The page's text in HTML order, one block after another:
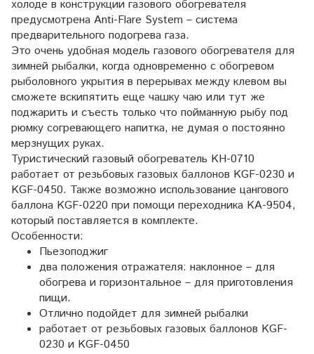
холоде в конструкции газового обогревателя
предусмотрена Anti-Flare System – система
предварительного подогрева газа.
Это очень удобная модель газового обогревателя для
зимней рыбалки, когда одновременно с обогревом
рыболовного укрытия в перерывах между клевом вы
сможете вскипятить еще чашку чаю или тут же
поджарить и съесть только что пойманную рыбу под
рюмку согревающего напитка, не думая о постоянно
мерзнущих руках.
Туристический газовый обогреватель KH-0710
работает от резьбовых газовых баллонов KGF-0230 и
KGF-0450. Также возможно использование цангового
баллона KGF-0220 при помощи переходника KA-9504,
который поставляется в комплекте.
Особенности:
Пьезоподжиг
два положения отражателя: наклонное – для
обогрева и горизонтальное – для приготовления
пищи.
Отлично подойдет для зимней рыбалки
работает от резьбовых газовых баллонов KGF-
0230 и KGF-0450